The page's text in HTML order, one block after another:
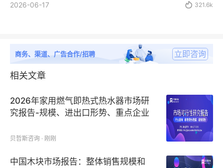
2026-06-17  321.6k
商务、渠道、广告合作/招聘 立即咨询
相关文章
2026年家用燃气即热式热水器市场研
究报告-规模、进出口形势、重点企业
贝哲斯咨询 · 刚刚
中国木块市场报告：整体销售规模和